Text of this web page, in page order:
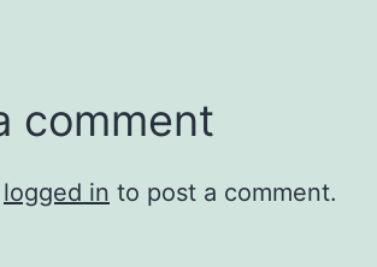
comment
logged in to post a comment.